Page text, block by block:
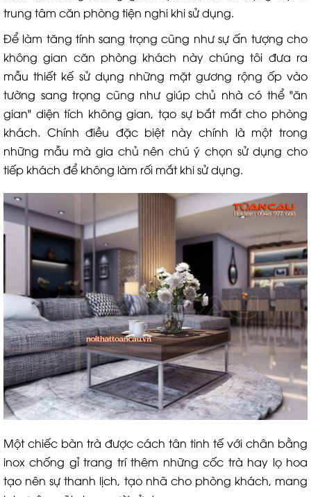
trung tâm căn phòng tiện nghi khi sử dụng.
Để làm tăng tính sang trọng cũng như sự ấn tượng cho
không gian căn phòng khách này chúng tôi đưa ra
mẫu thiết kế sử dụng những mặt gương rộng ốp vào
tường sang trọng cũng như giúp chủ nhà có thể "ăn
gian" diện tích không gian, tạo sự bắt mắt cho phòng
khách. Chính điều đặc biệt này chính là một trong
những mẫu mà gia chủ nên chú ý chọn sử dụng cho
tiếp khách để không làm rối mắt khi sử dụng.
Một chiếc bàn trà được cách tân tinh tế với chân bằng
inox chống gỉ trang trí thêm những cốc trà hay lọ hoa
tạo nên sự thanh lịch, tạo nhã cho phòng khách, mang